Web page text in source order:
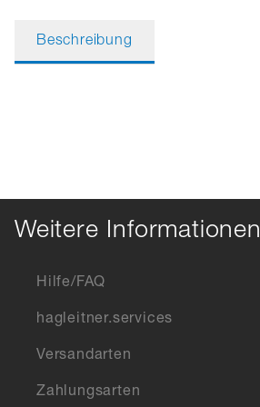
Beschreibung
Weitere Informationen
Hilfe/FAQ
hagleitner.services
Versandarten
Zahlungsarten